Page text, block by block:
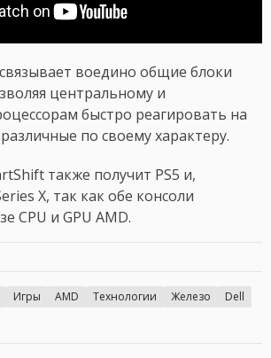
воедино общие блоки
центральному и
быстро реагировать на
по своему характеру.
также получит PS5 и,
X, так как обе консоли
CPU и GPU AMD.
Игры AMD Технологии Железо
Dell